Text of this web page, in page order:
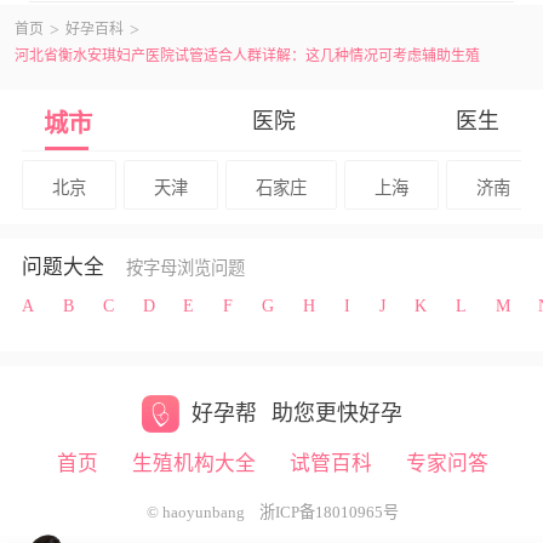
首页
好孕百科
河北省衡水安琪妇产医院试管适合人群详解：这几种情况可考虑辅助生殖
城市 医院 医生
北京 天津 石家庄 上海 济南
问题大全
按字母浏览问题
A
B C D E F G H I J K L M
好孕帮 助您更快好孕
首页 生殖机构大全 试管百科 专家问答
© haoyunbang 浙ICP备18010965号